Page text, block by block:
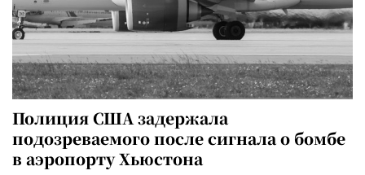
Полиция США задержала
подозреваемого после сигнала о бомбе
в аэропорту Хьюстона